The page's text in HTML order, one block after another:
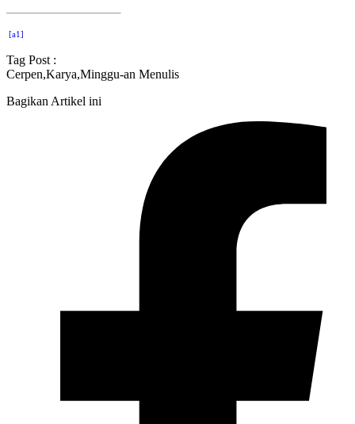
[a1]
Tag Post :
Cerpen,Karya,Minggu-an Menulis
Bagikan Artikel ini